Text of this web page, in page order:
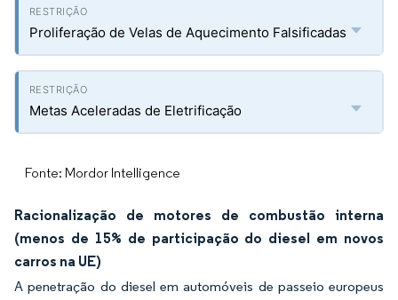
Proliferação de Velas de Aquecimento Falsificadas
Metas Aceleradas de Eletrificação
Fonte: Mordor Intelligence
Racionalização de motores de combustão interna
(menos de 15% de participação do diesel em novos
carros na UE)
A penetração do diesel em automóveis de passeio europeus